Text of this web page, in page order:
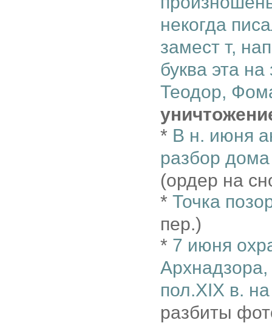
некогда
замест т,
буква эта
Теодор,
* В н. июня
разбор
(ордер на
* Точка
пер.)
* 7 июня
пол.XIX в.
разбиты